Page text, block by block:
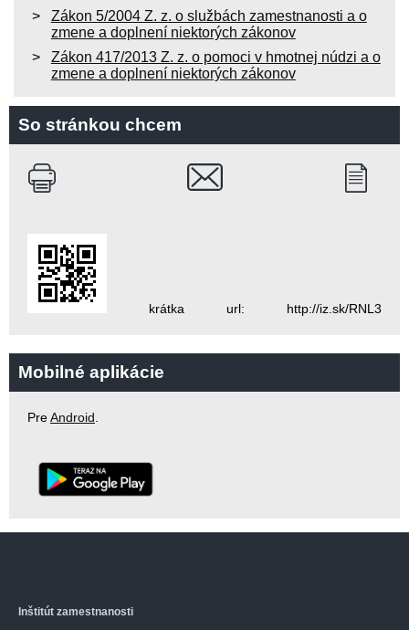
Zákon 5/2004 Z. z. o službách zamestnanosti a o
zmene a doplnení niektorých zákonov
Zákon 417/2013 Z. z. o pomoci v hmotnej núdzi a o
zmene a doplnení niektorých zákonov
So stránkou chcem
krátka url: http://iz.sk/RNL3
Mobilné aplikácie
PreAndroid
Inštitút zamestnanosti